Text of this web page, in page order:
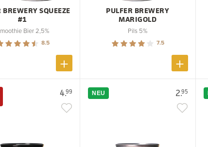
BREWERY SQUEEZE
#1
Bier 2,5%
8.5
PULFER BREWERY
MARIGOLD
Pils 5%
7.5
4.99 2.95
NEU